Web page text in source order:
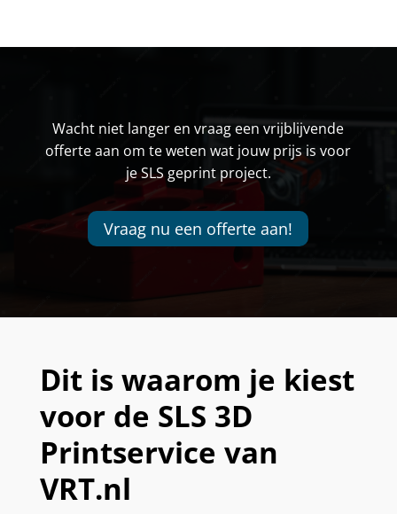
Wacht niet langer en vraag een vrijblijvende
offerte aan om te weten wat jouw prijs is voor
je SLS geprint project.
Vraag nu een offerte aan!
Dit is waarom je kiest
voor de SLS 3D
Printservice van
VRT.nl